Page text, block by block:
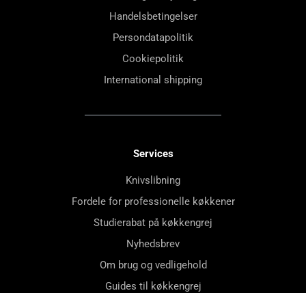
Handelsbetingelser
Persondatapolitik
Cookiepolitik
International shipping
Services
Knivslibning
Fordele for professionelle køkkener
Studierabat på køkkengrej
Nyhedsbrev
Om brug og vedligehold
Guides til køkkengrej